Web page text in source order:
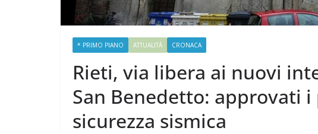
* PRIMO PIANO ATTUALITÀ CRONACA
Rieti, via libera ai nuovi
San Benedetto: approvati
sicurezza sismica